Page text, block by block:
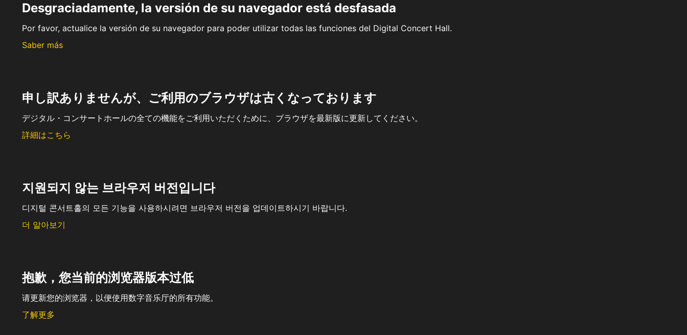
Desgraciadamente, la versión de su navegador está desfasada
Por favor, actualice la versión de su navegador para poder utilizar todas las funciones del Digital Concert Hall.
Saber más
申し訳ありませんが、ご利用のブラウザは古くなっております
デジタル・コンサートホールの全ての機能をご利用いただくために、ブラウザを最新版に更新してください。
詳細はこちら
지원되지 않는 브라우저 버전입니다
디지털 콘서트홀의 모든 기능을 사용하시려면 브라우저 버전을 업데이트하시기 바랍니다.
더 알아보기
抱歉，您当前的浏览器版本过低
请更新您的浏览器，以便使用数字音乐厅的所有功能。
了解更多